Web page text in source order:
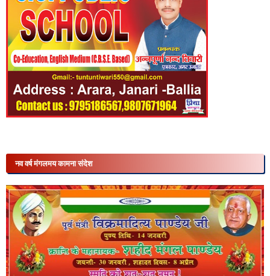
नव वर्ष मंगलमय कामना संदेश